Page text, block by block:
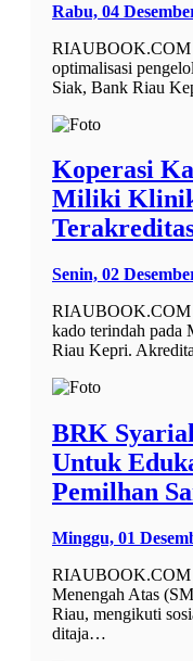
Rabu, 04
RIAUBOOK.COM
optimalisasi
Siak, Bank Riau
Koperasi
Miliki Klinik
Senin, 02
RIAUBOOK.COM
kado terindah pada
Riau Kepri.
BRK
Untuk
Pemilhan
Minggu, 01
RIAUBOOK.COM
Menengah Atas
Riau, mengikuti
ditaja…